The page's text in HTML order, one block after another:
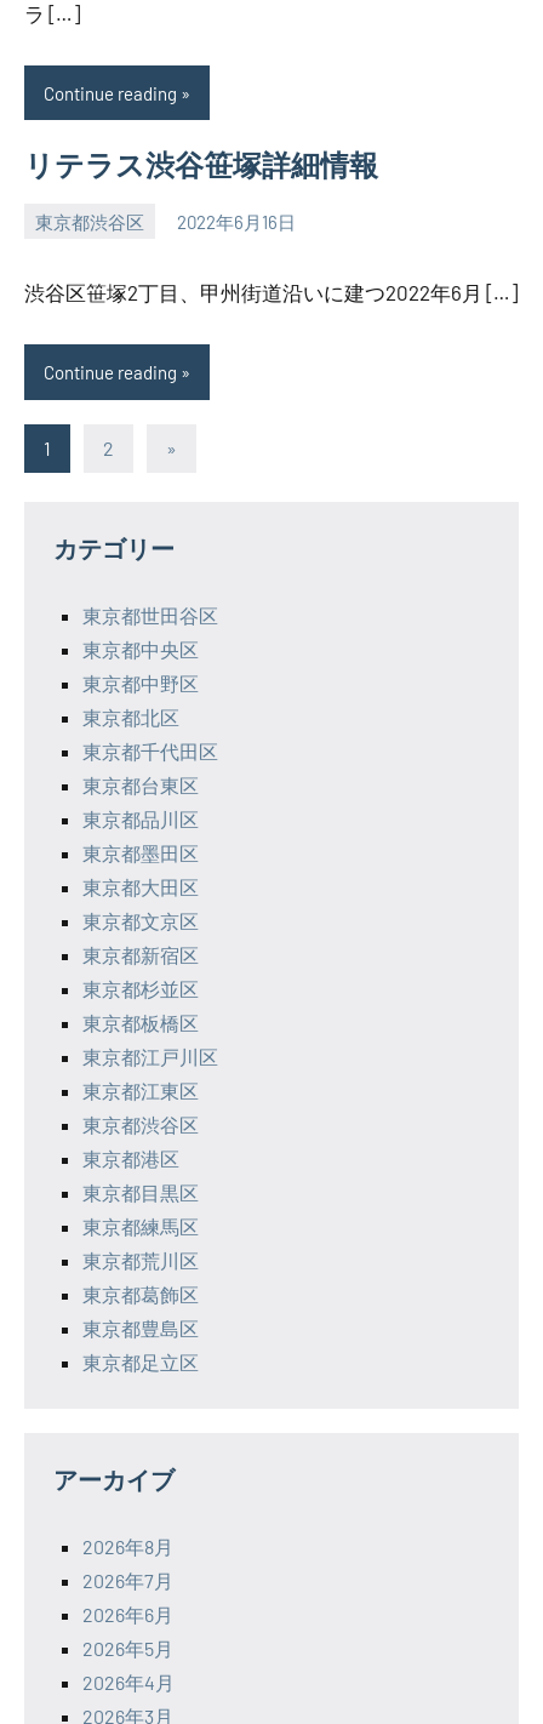
ラ […]
Continue reading
リテラス渋谷笹塚詳細情報
東京都渋谷区 2022年6月16日
SEZIMO
渋谷区笹塚2丁目、甲州街道沿いに建つ2022年6月 […]
Continue reading
投
の
1 2
Next
»
カテゴリー
東京都世田谷区
東京都中央区
東京都中野区
東京都北区
東京都千代田区
東京都台東区
東京都品川区
東京都墨田区
東京都大田区
東京都文京区
東京都新宿区
東京都杉並区
東京都板橋区
東京都江戸川区
東京都江東区
東京都渋谷区
東京都港区
東京都目黒区
東京都練馬区
東京都荒川区
東京都葛飾区
東京都豊島区
東京都足立区
アーカイブ
2026年8月
2026年7月
2026年6月
2026年5月
2026年4月
2026年3月